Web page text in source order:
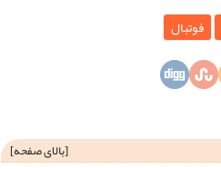
فوتبال
[بالای صفحه]